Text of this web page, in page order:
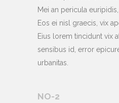
Mei an pericula
Eos ei nisl graecis, vix
Eius lorem tincidunt vix
sensibus id, error
urbanitas.
NO-2